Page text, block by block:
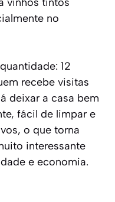
vinhos tintos
no
12
recebe visitas
deixar a casa bem
fácil de limpar e
o que torna
interessante
e economia.